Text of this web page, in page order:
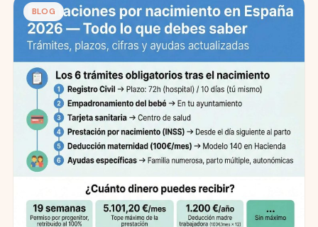
BLOG